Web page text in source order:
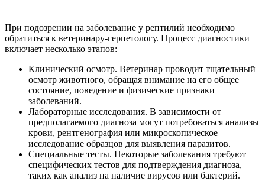
При подозрении на заболевание у рептилий необходимо
обратиться к ветеринару-герпетологу. Процесс диагностики
включает несколько этапов:
Клинический осмотр. Ветеринар проводит тщательный
осмотр животного, обращая внимание на его общее
состояние, поведение и физические признаки
заболеваний.
Лабораторные исследования. В зависимости от
предполагаемого диагноза могут потребоваться анализы
крови, рентгенография или микроскопическое
исследование образцов для выявления паразитов.
Специальные тесты. Некоторые заболевания требуют
специфических тестов для подтверждения диагноза,
таких как анализ на наличие вирусов или бактерий.